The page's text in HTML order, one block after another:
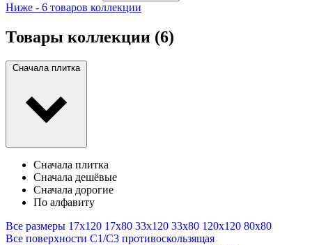
Ниже - 6 товаров коллекции
Товары коллекции (6)
Сначала плитка
Сначала плитка
Сначала дешёвые
Сначала дорогие
По алфавиту
Все размеры 17x120 17x80 33x120 33x80 120x120 80x80
Все поверхности C1/C3 противоскользящая